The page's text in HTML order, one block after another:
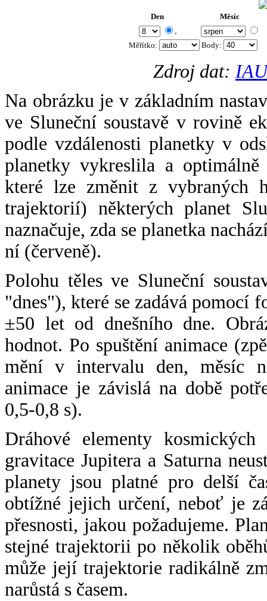
Den Měsíc
.
Měřítko: Body:
Zdroj dat:
Na obrázku je v základním
ve Sluneční soustavě v rovině
podle vzdálenosti planetky v
planetky vykreslila a
které lze změnit z vybraných
trajektorií) některých planet
naznačuje, zda se planetka
ní (červeně).
Polohu těles ve Sluneční
"dnes"), které se zadává pomocí
±50 let od dnešního dne.
hodnot. Po spuštění animace
mění v intervalu den, měsíc
animace je závislá na době
0,5-0,8 s).
Dráhové elementy
gravitace Jupitera a Saturna
planety jsou platné pro delší
obtížné jejich určení, neboť je
přesnosti, jakou požadujeme.
stejné trajektorii po několik
může její trajektorie radikálně
narůstá s časem.